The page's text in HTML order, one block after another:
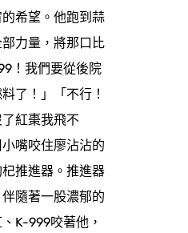
希望。他跑到蒜
力量，將那口比
！我們要從後院
了！」「不行！
紅棗我飛不
嘴咬住廖沾沾的
推進器。推進器
隨著一股濃郁的
K-999咬著他，